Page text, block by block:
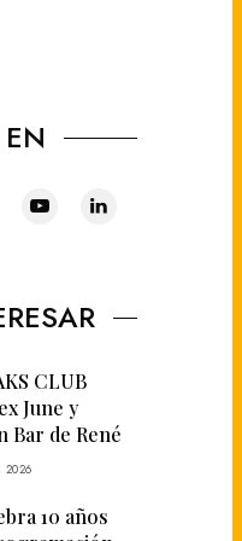
CLUB
June y
Bar de René
2026
10 años